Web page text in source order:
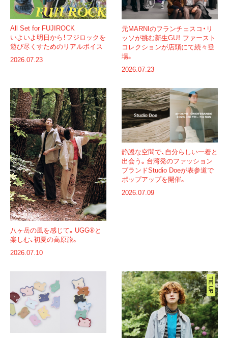
All Set for FUJIROCK
いよいよ明日から！フジロックを
遊び尽くすためのリアルボイス
2026.07.23
元MARNIのフランチェスコ・リ
ッソが挑む新生GU！ ファースト
コレクションが店頭にて続々登
場。
2026.07.23
八ヶ岳の風を感じて。 UGG®と
楽しむ、初夏の高原旅。
2026.07.10
静謐な空間で、自分らしい一着と
出会う。台湾発のファッション
ブランドStudio Doeが表参道で
ポップアップを開催。
2026.07.09